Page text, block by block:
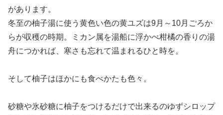
があります。
冬至の柚子湯に使う黄色い色の黄ユズは9月～10月ごろか
らが収穫の時期。ミカン属を湯船に浮かべ柑橘の香りの湯
舟につかれば、寒さも忘れて温まれるひと時を。
そして柚子はほかにも食べかたも色々。
砂糖や氷砂糖に柚子をつけるだけで出来るのゆずシロップ